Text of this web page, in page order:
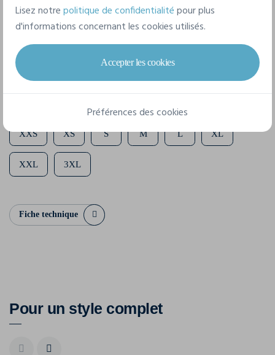
Composition
100% polyester recyclé
XXS XS S M L XL
XXL 3XL
Fiche technique
Pour un style complet
Lisez notrepolitique de confidentialitépour plus
d'informations concernant les cookies utilisés.
Accepter les cookies
Préférences des cookies